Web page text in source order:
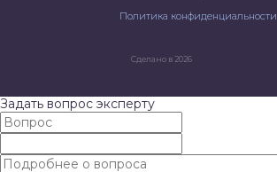
Политика конфиденциальности
Сделано в 2026
Задать вопрос эксперту